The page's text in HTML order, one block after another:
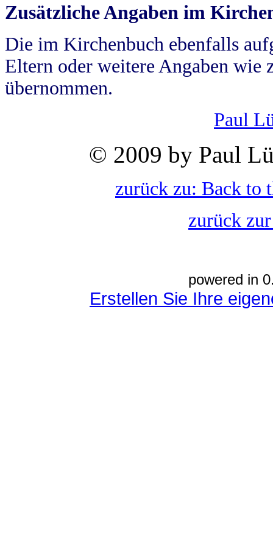
Zusätzliche Angaben im
Die im Kirchenbuch ebenfalls
Eltern oder weitere Angaben wie
übernommen.
Paul
© 2009 by Paul
zurück zu: Back to
zurück
powered in
Erstellen Sie Ihre